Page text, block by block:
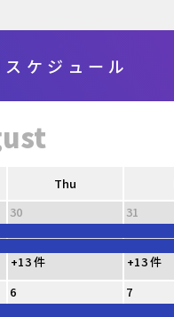
スケジュール
Thu
30 31
+13 件 +13 件
6 7